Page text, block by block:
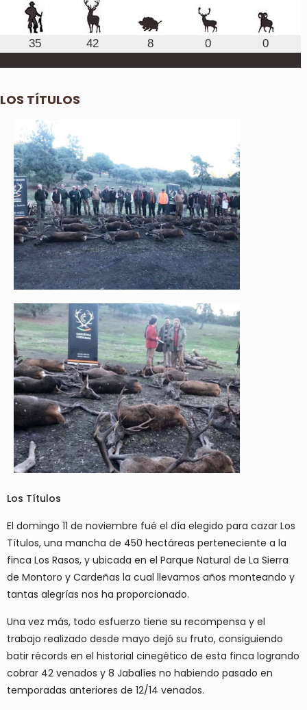
35 42 8 0 0
LOS TÍTULOS
Los Títulos
El domingo 11 de noviembre fué el día elegido para cazar Los
Títulos, una mancha de 450 hectáreas perteneciente a la
finca Los Rasos, y ubicada en el Parque Natural de La Sierra
de Montoro y Cardeñas la cual llevamos años monteando y
tantas alegrías nos ha proporcionado.
Una vez más, todo esfuerzo tiene su recompensa y el
trabajo realizado desde mayo dejó su fruto, consiguiendo
batir récords en el historial cinegético de esta finca logrando
cobrar 42 venados y 8 Jabalíes no habiendo pasado en
temporadas anteriores de 12/14 venados.